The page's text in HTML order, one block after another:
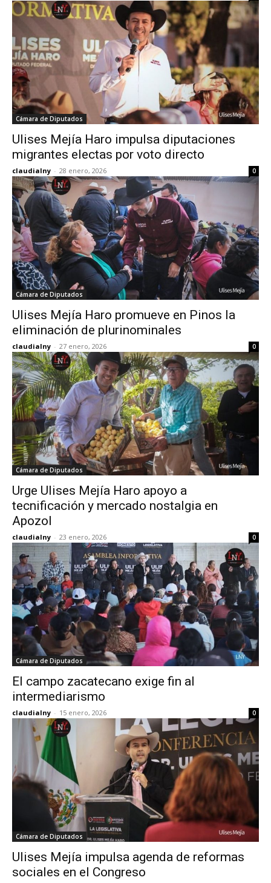
Cámara de Diputados
Ulises Mejía Haro impulsa diputaciones
migrantes electas por voto directo
claudialny - 28 enero, 2026 0
Cámara de Diputados
Ulises Mejía Haro promueve en Pinos la
eliminación de plurinominales
claudialny - 27 enero, 2026 0
Cámara de Diputados
Urge Ulises Mejía Haro apoyo a
tecnificación y mercado nostalgia en
Apozol
claudialny - 23 enero, 2026 0
Cámara de Diputados
El campo zacatecano exige fin al
intermediarismo
claudialny - 15 enero, 2026 0
Cámara de Diputados
Ulises Mejía impulsa agenda de reformas
sociales en el Congreso